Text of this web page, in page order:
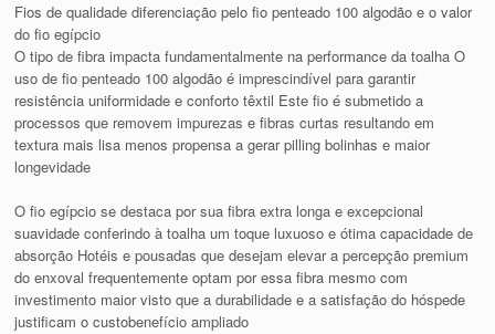
Fios de qualidade diferenciação pelo fio penteado 100 algodão e o valor
do fio egípcio
O tipo de fibra impacta fundamentalmente na performance da toalha O
uso de fio penteado 100 algodão é imprescindível para garantir
resistência uniformidade e conforto têxtil Este fio é submetido a
processos que removem impurezas e fibras curtas resultando em
textura mais lisa menos propensa a gerar pilling bolinhas e maior
longevidade
O fio egípcio se destaca por sua fibra extra longa e excepcional
suavidade conferindo à toalha um toque luxuoso e ótima capacidade de
absorção Hotéis e pousadas que desejam elevar a percepção premium
do enxoval frequentemente optam por essa fibra mesmo com
investimento maior visto que a durabilidade e a satisfação do hóspede
justificam o custobenefício ampliado